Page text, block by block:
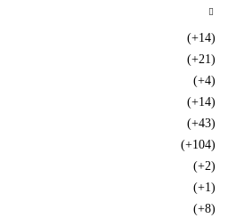
(+14)
(+21)
(+4)
(+14)
(+43)
(+104)
(+2)
(+1)
(+8)